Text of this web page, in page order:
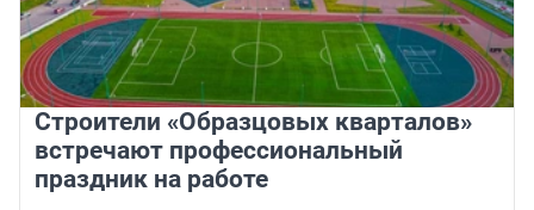
Строители «Образцовых кварталов»
встречают профессиональный
праздник на работе